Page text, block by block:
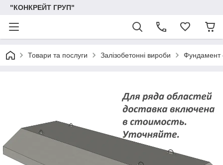
"КОНКРЕЙТ ГРУП"
Товари та послуги Залізобетонні вироби Фундамент